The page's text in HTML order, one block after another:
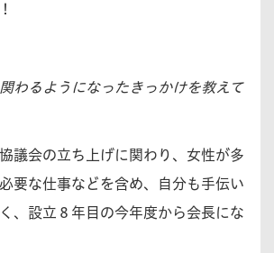
わるようになったきっかけを教えて
議会の立ち上げに関わり、女性が多
要な仕事などを含め、自分も手伝い
、設立８年目の今年度から会長にな